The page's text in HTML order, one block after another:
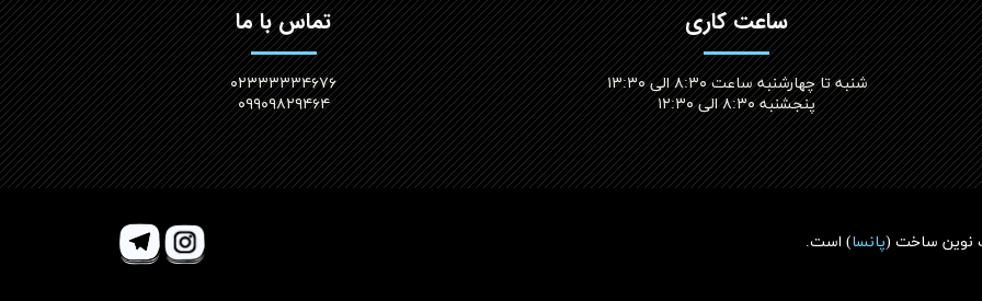
ساعت کاری
شنبه تا چهارشنبه ساعت ۸:۳۰ الی ۱۳:۳۰
پنجشنبه ۸:۳۰ الی ۱۲:۳۰​​​​​​​
تماس با ما
۰۲۳۳۳۳۳۴۶۷۶
۰۹۹۰۹۸۲۹۴۶۴
نوین ساخت (پانسا) است.